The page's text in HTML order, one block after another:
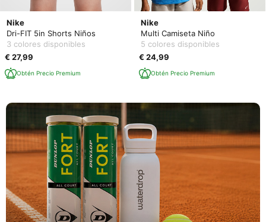
Nike
Dri-FIT 5in Shorts Niños
3 colores disponibles
€ 27,99
Obtén Precio Premium
Nike
Multi Camiseta Niño
5 colores disponibles
€ 24,99
Obtén Precio Premium